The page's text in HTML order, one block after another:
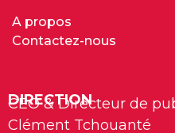
A propos
Contactez-nous
DIRECTION
CEO & Directeur de
Clément Tchouanté